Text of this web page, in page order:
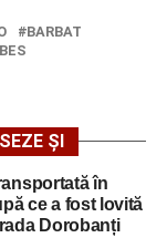
BARBAT
ȘI
în
ce a fost lovită
Dorobanți